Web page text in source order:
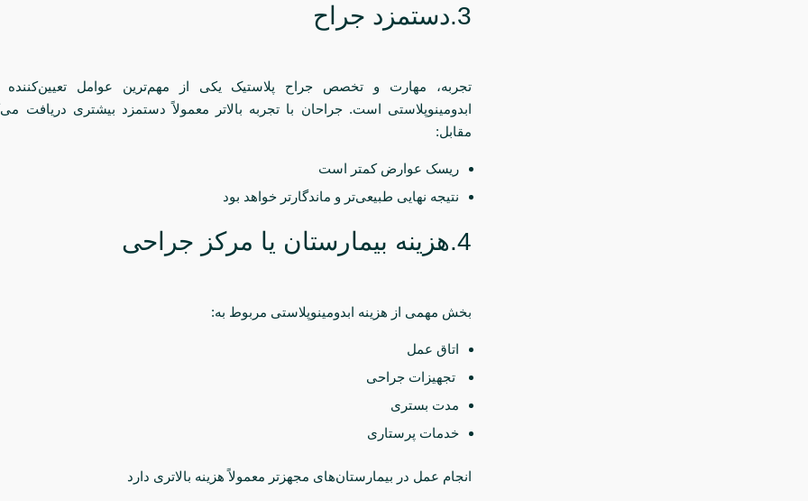
3.دستمزد جراح
تجربه، مهارت و تخصص جراح پلاستیک یکی از مهم‌ترین عوامل تعیین‌کننده
ابدومینوپلاستی است. جراحان با تجربه بالاتر معمولاً دستمزد بیشتری دریافت
مقابل:
ریسک عوارض کمتر است
نتیجه نهایی طبیعی‌تر و ماندگارتر خواهد بود
4.هزینه بیمارستان یا مرکز جراحی
بخش مهمی از هزینه ابدومینوپلاستی مربوط به:
اتاق عمل
تجهیزات جراحی
مدت بستری
خدمات پرستاری
انجام عمل در بیمارستان‌های مجهزتر معمولاً هزینه بالاتری دارد